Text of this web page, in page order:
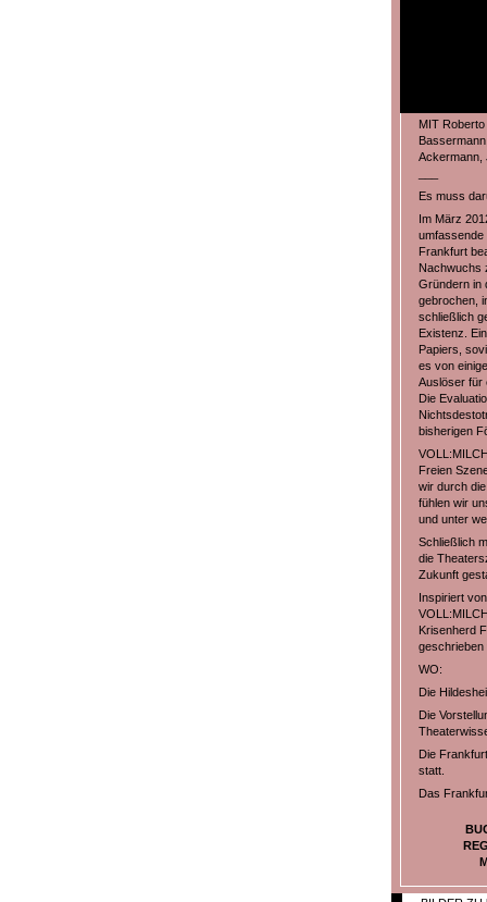
MIT
Ackermann,
Es muss
Im März
umfassende
Frankfurt
Nachwuchs
Gründern in
gebrochen,
schließlich
Existenz.
Papiers,
es von
Auslöser für
Die
bisherigen
Freien
wir durch
fühlen wir
und unter
Schließlich
die
Zukunft
Inspiriert
Krisenherd
geschrieben
WO:
Die
Die
Die
statt.
Das